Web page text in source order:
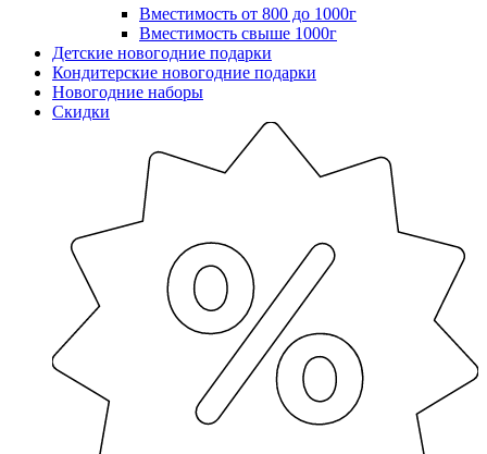
Вместимость от 800 до 1000г
Вместимость свыше 1000г
Детские новогодние подарки
Кондитерские новогодние подарки
Новогодние наборы
Скидки